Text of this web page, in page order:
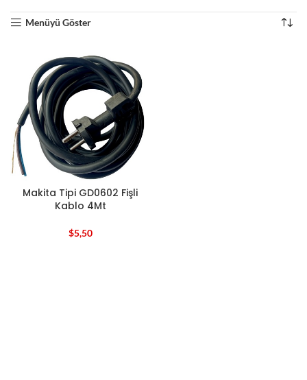
Menüyü Göster
Makita Tipi GD0602 Fişli
Kablo 4Mt
$5,50